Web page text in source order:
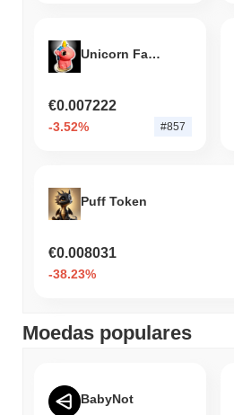
Unicorn Fart Dust
€0.007222
-3.52% #857
Puff Token
€0.008031
-38.23%
Moedas populares
BabyNot